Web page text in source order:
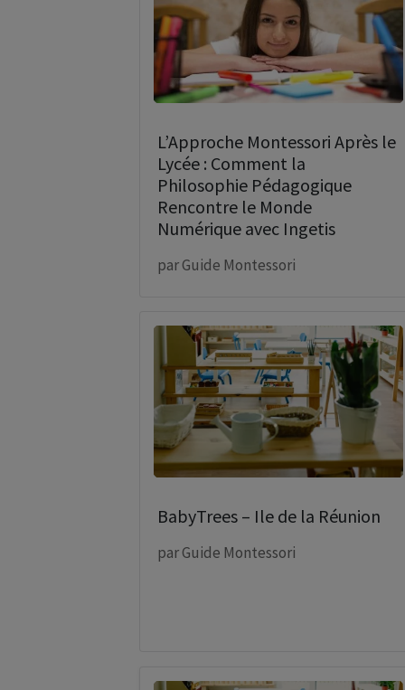
L’Approche Montessori Après le
Lycée : Comment la
Philosophie Pédagogique
Rencontre le Monde
Numérique avec Ingetis
parGuide Montessori
BabyTrees – Ile de la Réunion
parGuide Montessori